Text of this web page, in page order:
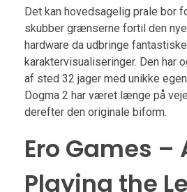
Det kan hovedsagelig prale bor
skubber grænserne fortil den
hardware da udbringe
karaktervisualiseringer. Den har
af sted 32 jager med unikke
Dogma 2 har været længe på
derefter den originale biform.
Ero Games –
Playing the